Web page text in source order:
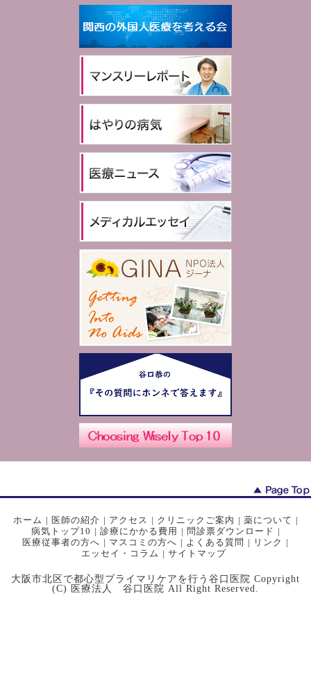
ホーム | 医師の紹介 | アクセス | クリニックご案内 | 薬について |
病気トップ10 | 診療にかかる費用 | 問診票ダウンロード |
医療従事者の方へ | マスコミの方へ | よくある質問 | リンク |
エッセイ・コラム | サイトマップ
大阪市北区で都心型プライマリケアを行う谷口医院 Copyright
(C) 医療法人 谷口医院 All Right Reserved.